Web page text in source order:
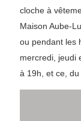
cloche à
Maison Aube-
ou pendant les
mercredi, jeudi
à 19h, et ce,